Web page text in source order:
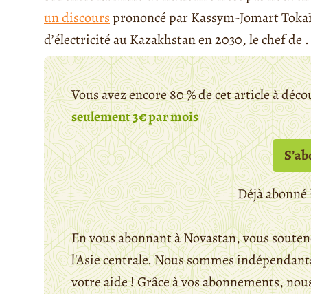
un discoursprononcé par Kassym-Jomart
d’électricité au Kazakhstan en 2030, le chef de
Vous avez encore 80 % de cet article à
seulement 3€ par mois
Déjà abonné
En vous abonnant à Novastan, vous
l'Asie centrale. Nous sommes
votre aide ! Grâce à vos abonnements,